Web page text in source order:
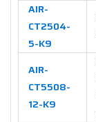
AIR-
CT2504-
5-K9
AIR-
CT5508-
12-K9